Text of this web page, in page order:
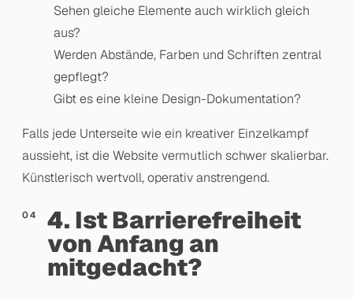
Sehen gleiche Elemente auch wirklich gleich
aus?
Werden Abstände, Farben und Schriften zentral
gepflegt?
Gibt es eine kleine Design-Dokumentation?
Falls jede Unterseite wie ein kreativer Einzelkampf
aussieht, ist die Website vermutlich schwer skalierbar.
Künstlerisch wertvoll, operativ anstrengend.
4. Ist Barrierefreiheit
von Anfang an
mitgedacht?